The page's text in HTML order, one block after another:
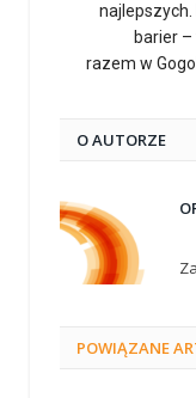
najlepszych.
barier
razem w
O AUTORZE
POWIĄZANE